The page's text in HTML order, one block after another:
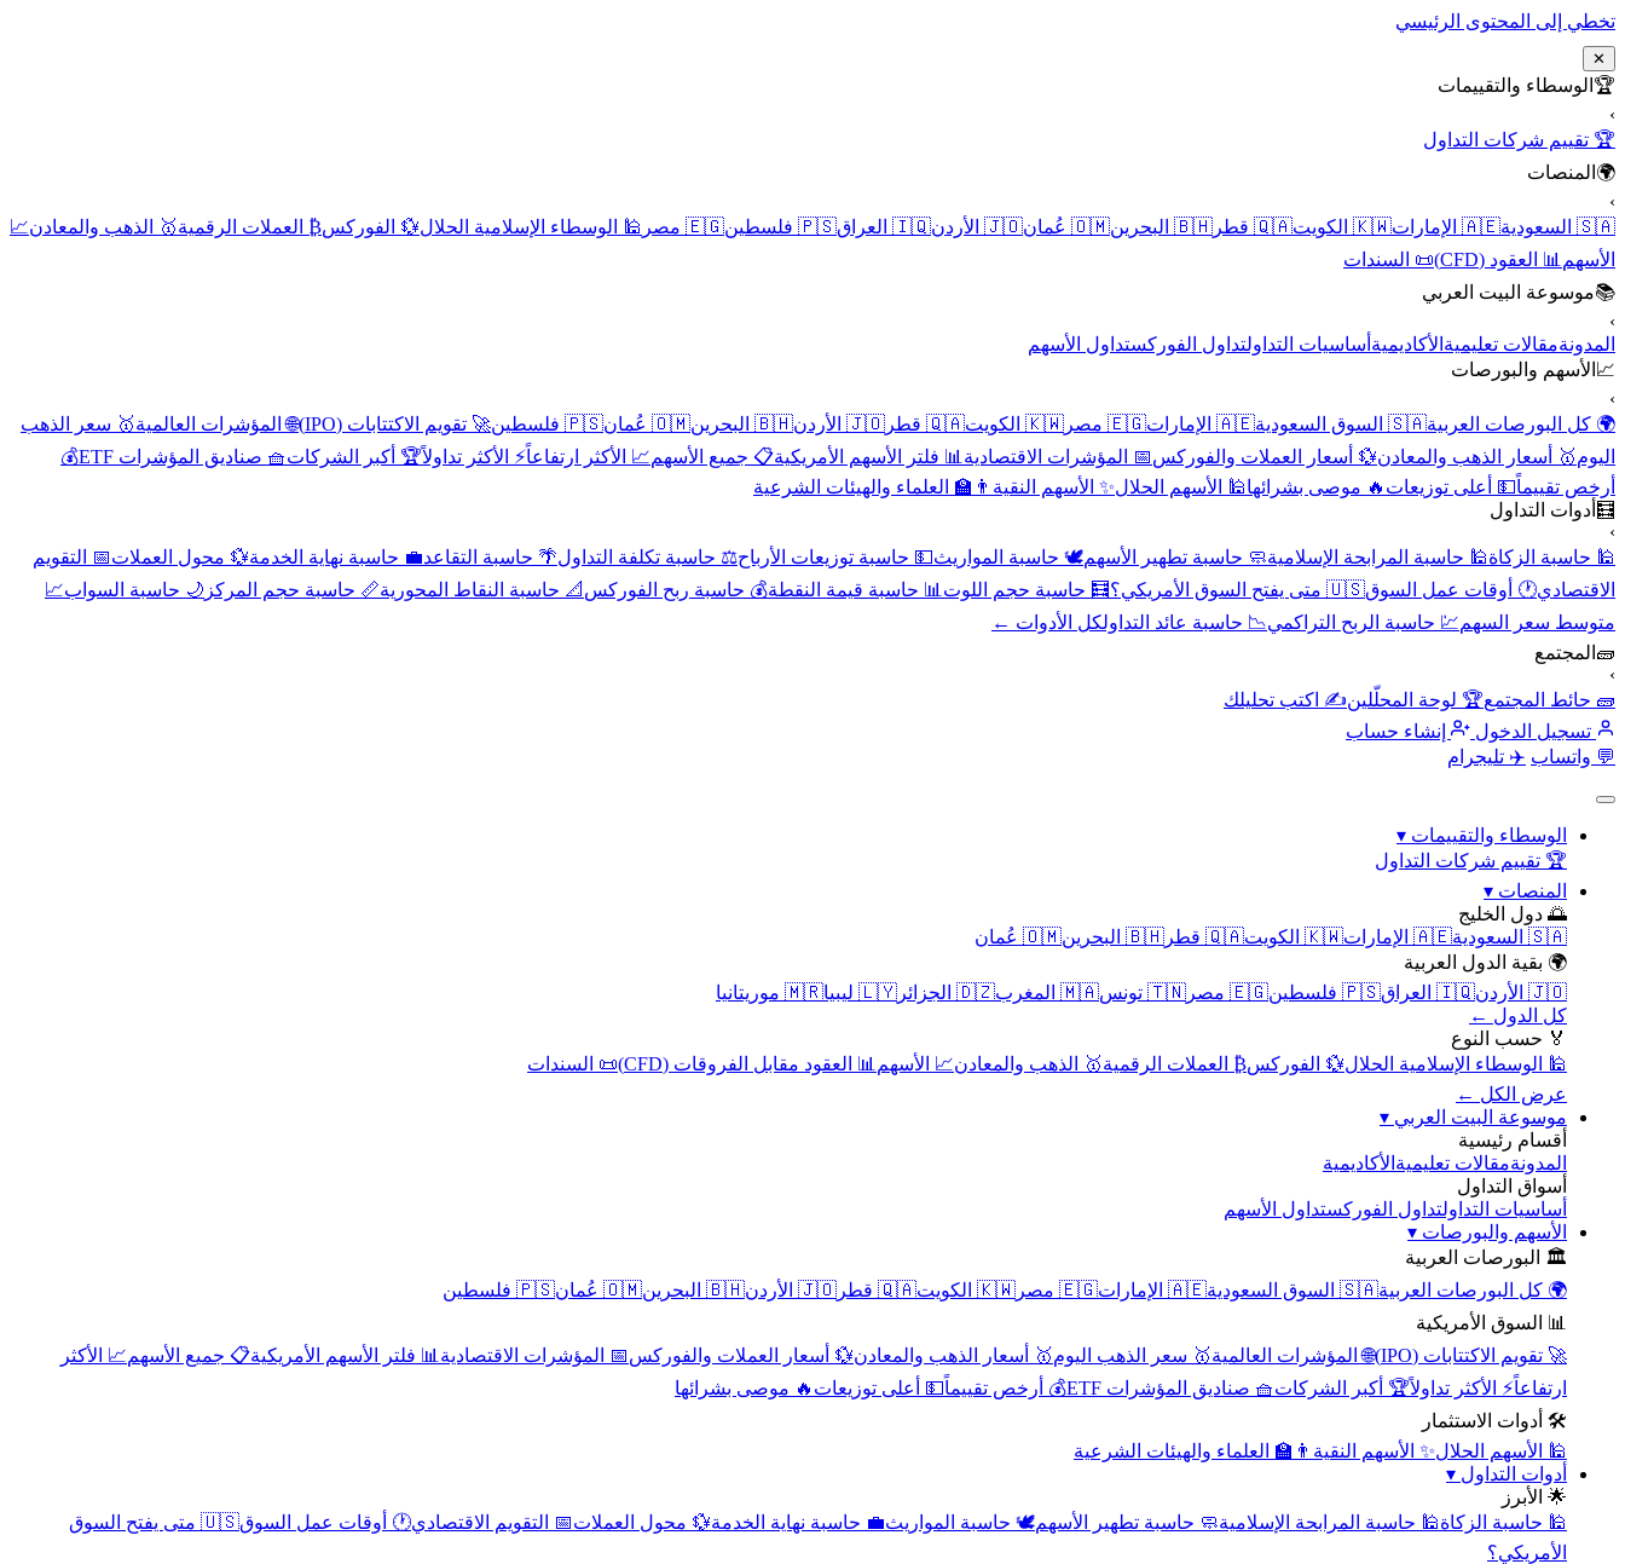
تخطي إلى المحتوى الرئيسي
✕
🏆 الوسطاء والتقييمات
›
🏆 تقييم شركات التداول
🌍 المنصات
›
🇸🇦 السعودية
🇦🇪 الإمارات 🇰🇼 الكويت 🇶🇦 قطر 🇧🇭 البحرين 🇴🇲 عُمان 🇯🇴 الأردن 🇮🇶 العراق 🇵🇸 فلسطين 🇪🇬 مصر 🕌 الوسطاء الإسلامية الحلال💱 الفوركس₿ العملات الرقمية🥇 الذهب والمعادن📈
الأسهم 📊 العقود (CFD)
📜 السندات
📚موسوعة البيت العربي
›
المدونةمقالات تعليمية الأكاديمية أساسيات التداولتداول الفوركستداول الأسهم
📈 الأسهم والبورصات
›
🌍 كل البورصات العربية🇸🇦 السوق السعودية 🇦🇪 الإمارات 🇪🇬 مصر 🇰🇼 الكويت 🇶🇦 قطر 🇯🇴 الأردن 🇧🇭 البحرين 🇴🇲 عُمان 🇵🇸 فلسطين 🚀 تقويم الاكتتابات (IPO) 🌐 المؤشرات العالمية🥇 سعر الذهب
اليوم🥇 أسعار الذهب والمعادن💱 أسعار العملات والفوركس📅 المؤشرات الاقتصادية 📊 فلتر الأسهم الأمريكية📋 جميع الأسهم📈 الأكثر ارتفاعاً⚡ الأكثر تداولاً🏆 أكبر الشركات🧺 صناديق المؤشرات ETF
💰
أرخص تقييماً💵 أعلى توزيعات 🔥 موصى بشرائها🕌 الأسهم الحلال✨ الأسهم النقية 👨‍🏫 العلماء والهيئات الشرعية
🧮 أدوات التداول
›
🕌 حاسبة الزكاة🕌 حاسبة المرابحة الإسلامية🧼 حاسبة تطهير الأسهم🕊️ حاسبة المواريث💵 حاسبة توزيعات الأرباح⚖️ حاسبة تكلفة التداول🌴 حاسبة التقاعد💼 حاسبة نهاية الخدمة💱 محول العملات📅 التقويم
الاقتصادي🕐 أوقات عمل السوق🇺🇸 متى يفتح السوق الأمريكي؟ 🧮 حاسبة حجم اللوت 📊 حاسبة قيمة النقطة💰 حاسبة ربح الفوركس 📐 حاسبة النقاط المحورية📏 حاسبة حجم المركز 🌙 حاسبة السواب📈
متوسط سعر السهم💹 حاسبة الربح التراكمي📉 حاسبة عائد التداولكل الأدوات ←
🧱 المجتمع
›
🧱 حائط المجتمع🏆 لوحة المحلّلين✍️ اكتب تحليلك
تسجيل الدخول
إنشاء حساب
💬 واتساب ✈️ تليجرام
الوسطاء والتقييمات ▾
🏆 تقييم شركات التداول
المنصات ▾
🌅 دول الخليج
🇸🇦 السعودية
🇦🇪 الإمارات 🇰🇼 الكويت 🇶🇦 قطر 🇧🇭 البحرين
🇴🇲 عُمان
🌍 بقية الدول العربية
🇯🇴 الأردن
🇮🇶 العراق 🇵🇸 فلسطين 🇪🇬 مصر 🇹🇳 تونس 🇲🇦 المغرب 🇩🇿 الجزائر 🇱🇾 ليبيا
🇲🇷 موريتانيا
كل الدول ←
🏅 حسب النوع
🕌 الوسطاء الإسلامية الحلال💱 الفوركس₿ العملات الرقمية🥇 الذهب والمعادن📈 الأسهم 📊 العقود مقابل الفروقات (CFD)
📜 السندات
عرض الكل ←
موسوعة البيت العربي ▾
أقسام رئيسية
المدونةمقالات تعليمية الأكاديمية
أسواق التداول
أساسيات التداولتداول الفوركستداول الأسهم
الأسهم والبورصات ▾
🏛️ البورصات العربية
🌍 كل البورصات العربية🇸🇦 السوق السعودية 🇦🇪 الإمارات 🇪🇬 مصر 🇰🇼 الكويت 🇶🇦 قطر 🇯🇴 الأردن 🇧🇭 البحرين 🇴🇲 عُمان
🇵🇸 فلسطين
📊 السوق الأمريكية
🚀 تقويم الاكتتابات (IPO)
🌐 المؤشرات العالمية🥇 سعر الذهب اليوم🥇 أسعار الذهب والمعادن💱 أسعار العملات والفوركس📅 المؤشرات الاقتصادية 📊 فلتر الأسهم الأمريكية📋 جميع الأسهم📈 الأكثر
ارتفاعاً⚡ الأكثر تداولاً🏆 أكبر الشركات🧺 صناديق المؤشرات ETF 💰 أرخص تقييماً💵 أعلى توزيعات 🔥 موصى بشرائها
🛠️ أدوات الاستثمار
🕌 الأسهم الحلال✨ الأسهم النقية 👨‍🏫 العلماء والهيئات الشرعية
أدوات التداول ▾
🌟 الأبرز
🕌 حاسبة الزكاة🕌 حاسبة المرابحة الإسلامية🧼 حاسبة تطهير الأسهم🕊️ حاسبة المواريث💼 حاسبة نهاية الخدمة💱 محول العملات📅 التقويم الاقتصادي🕐 أوقات عمل السوق
🇺🇸 متى يفتح السوق
الأمريكي؟